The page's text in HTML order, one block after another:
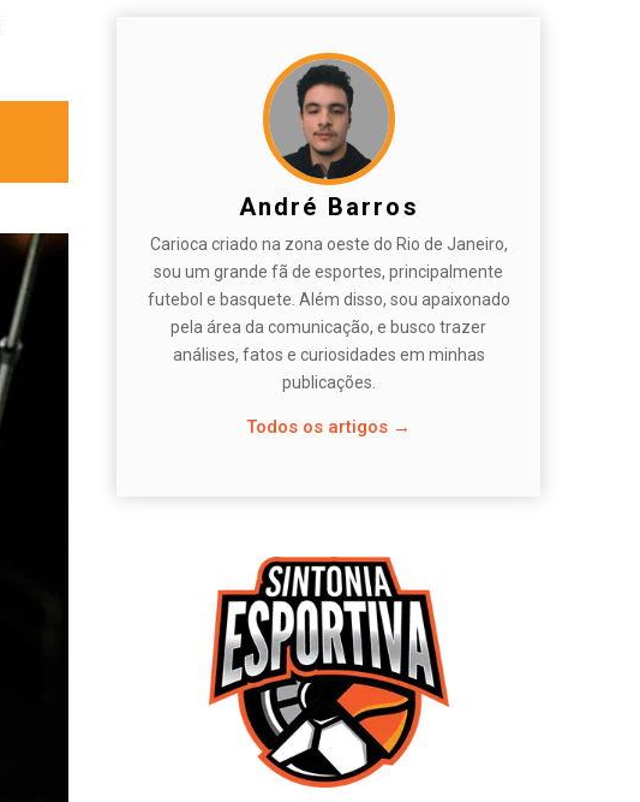
André Barros
Carioca criado na zona oeste do Rio de Janeiro,
sou um grande fã de esportes, principalmente
futebol e basquete. Além disso, sou apaixonado
pela área da comunicação, e busco trazer
análises, fatos e curiosidades em minhas
publicações.
Todos os artigos →